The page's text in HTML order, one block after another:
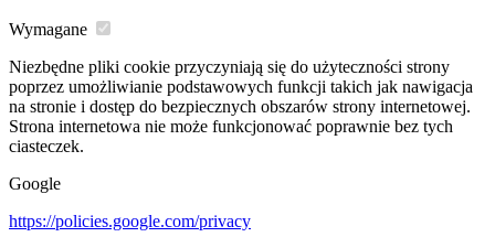
Wymagane
Niezbędne pliki cookie przyczyniają się do użyteczności strony
poprzez umożliwianie podstawowych funkcji takich jak nawigacja
na stronie i dostęp do bezpiecznych obszarów strony internetowej.
Strona internetowa nie może funkcjonować poprawnie bez tych
ciasteczek.
Google
https://policies.google.com/privacy